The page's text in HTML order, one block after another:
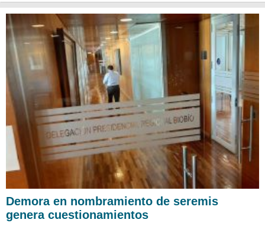
Demora en nombramiento de seremis
genera cuestionamientos